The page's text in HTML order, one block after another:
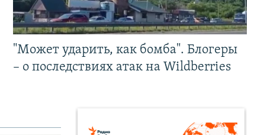
"Может ударить, как бомба". Блогеры
– о последствиях атак на Wildberries